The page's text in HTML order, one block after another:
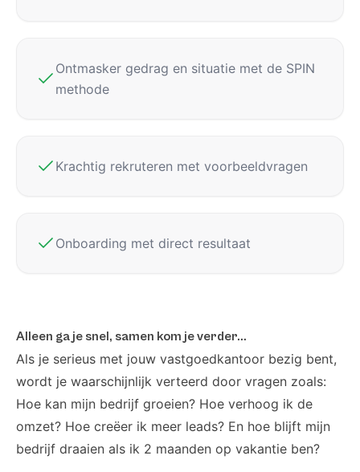
Ontmasker gedrag en situatie met de SPIN
methode
Krachtig rekruteren met voorbeeldvragen
Onboarding met direct resultaat
Alleen ga je snel, samen kom je verder...
Als je serieus met jouw vastgoedkantoor bezig bent,
wordt je waarschijnlijk verteerd door vragen zoals:
Hoe kan mijn bedrijf groeien? Hoe verhoog ik de
omzet? Hoe creëer ik meer leads? En hoe blijft mijn
bedrijf draaien als ik 2 maanden op vakantie ben?